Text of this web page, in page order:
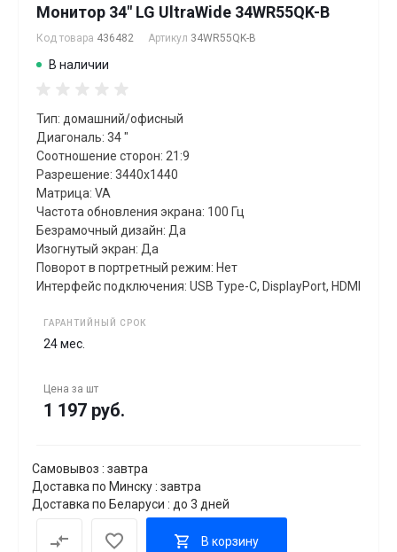
Монитор 34" LG UltraWide 34WR55QK-B
Код товара 436482 Артикул 34WR55QK-B
В наличии
Тип: домашний/офисный
Диагональ: 34 "
Соотношение сторон: 21:9
Разрешение: 3440x1440
Матрица: VA
Частота обновления экрана: 100 Гц
Безрамочный дизайн: Да
Изогнутый экран: Да
Поворот в портретный режим: Нет
Интерфейс подключения: USB Type-C, DisplayPort, HDMI
ГАРАНТИЙНЫЙ СРОК
24 мес.
Цена за шт
1 197 руб.
Самовывоз : завтра
Доставка по Минску : завтра
Доставка по Беларуси : до 3 дней
В корзину